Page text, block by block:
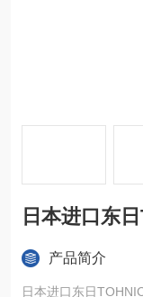
日本进口东
产品简介
日本进口东日